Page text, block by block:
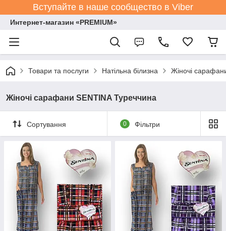
Вступайте в наше сообщество в Viber
Интернет-магазин «PREMIUM»
Товари та послуги Натільна білизна Жіночі
Жіночі сарафани SENTINA Туреччина
Сортування 0 Фільтри